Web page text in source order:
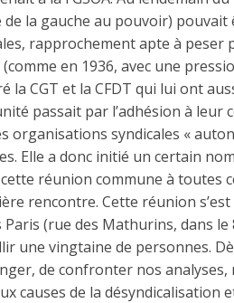
la gauche au pouvoir) pouvait
rapprochement apte à peser
en 1936, avec une
CGT et la CFDT qui lui ont
passait par l’adhésion à leur
organisations syndicales «
Elle a donc initié un certain
réunion commune à toutes
rencontre. Cette réunion
(rue des Mathurins, dans le
une vingtaine de personnes.
de confronter nos
causes de la désyndicalisation